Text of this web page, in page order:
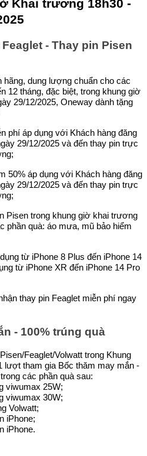
Khai trương 18h30 -
- Thay pin Pisen
hãng, dung lượng chuẩn cho các
12 tháng, đặc biệt, trong khung giờ
29/12/2025, Oneway dành tặng
phí áp dụng với Khách hàng đăng
29/12/2025 và đến thay pin trực
50% áp dụng với Khách hàng đăng
29/12/2025 và đến thay pin trực
Pisen trong khung giờ khai trương
phần quà: áo mưa, mũ bảo hiểm
từ iPhone 8 Plus đến iPhone 14
từ iPhone XR đến iPhone 14 Pro
thay pin Feaglet miễn phí ngay
- 100% trúng quà
Feaglet/Volwatt trong Khung
lượt tham gia Bốc thăm may mắn -
các phần quà sau:
viwumax 25W;
viwumax 30W;
Volwatt;
iPhone;
iPhone.